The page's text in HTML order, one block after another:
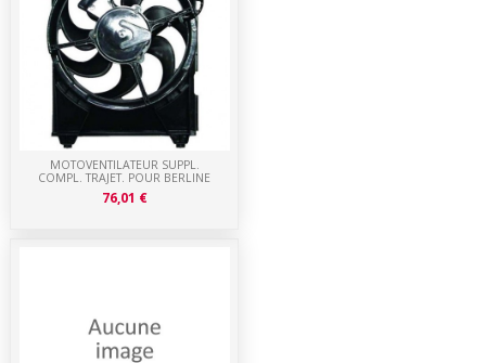
MOTOVENTILATEUR SUPPL.
COMPL. TRAJET. POUR BERLINE
76,01 €